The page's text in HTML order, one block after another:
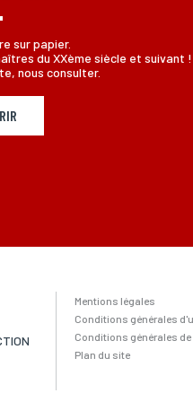
sur papier.
du XXème siècle et suivant !
nous consulter.
Mentions légales
Conditions générales
Conditions générales de
Plan du site